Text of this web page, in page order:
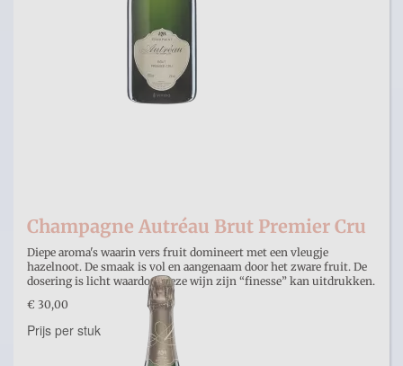
Champagne Autréau Brut Premier Cru
Diepe aroma's waarin vers fruit domineert met een vleugje
hazelnoot. De smaak is vol en aangenaam door het zware fruit. De
dosering is licht waardoor deze wijn zijn “finesse” kan uitdrukken.
€ 30,00
Prijs per stuk